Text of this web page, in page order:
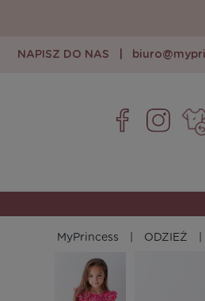
NAPISZ DO NAS
MyPrincess ODZIEŻ